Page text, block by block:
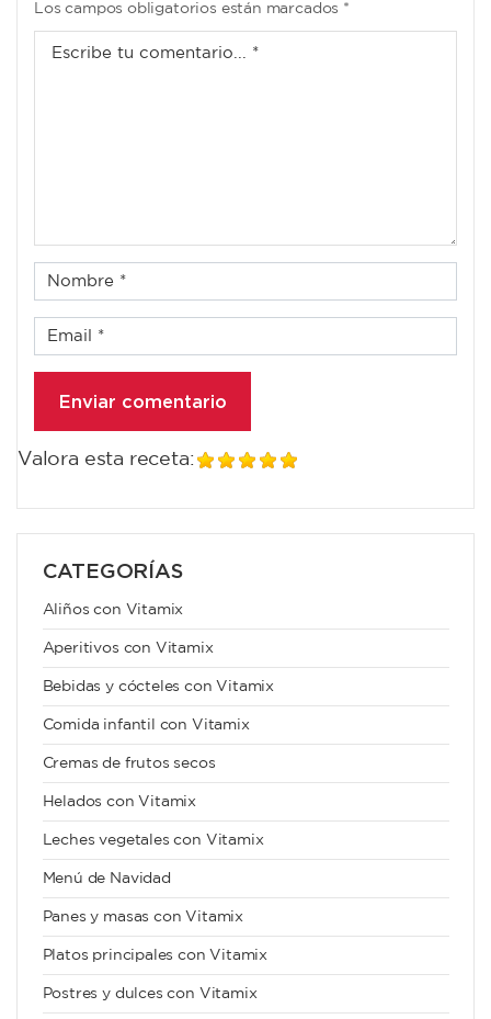
Los campos obligatorios están marcados *
Valora esta receta:
CATEGORÍAS
Aliños con Vitamix
Aperitivos con Vitamix
Bebidas y cócteles con Vitamix
Comida infantil con Vitamix
Cremas de frutos secos
Helados con Vitamix
Leches vegetales con Vitamix
Menú de Navidad
Panes y masas con Vitamix
Platos principales con Vitamix
Postres y dulces con Vitamix